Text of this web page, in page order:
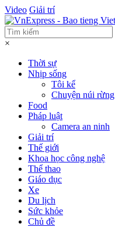
Video Giải trí
×
Thời sự
Nhịp sống
Tôi kể
Chuyện núi rừng
Food
Pháp luật
Camera an ninh
Giải trí
Thế giới
Khoa học công nghệ
Thể thao
Giáo dục
Xe
Du lịch
Sức khỏe
Chủ đề